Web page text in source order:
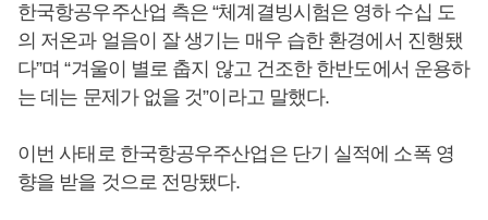
한국항공우주산업 측은 “체계결빙시험은 영하 수십 도
의 저온과 얼음이 잘 생기는 매우 습한 환경에서 진행됐
다”며 “겨울이 별로 춥지 않고 건조한 한반도에서 운용하
는 데는 문제가 없을 것”이라고 말했다.
이번 사태로 한국항공우주산업은 단기 실적에 소폭 영
향을 받을 것으로 전망됐다.